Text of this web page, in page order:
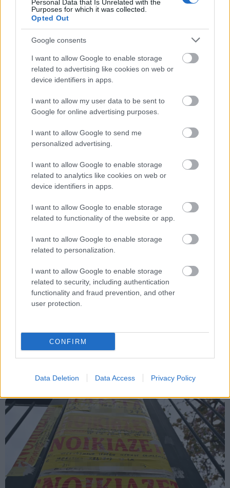
Personal Data that Is Unrelated with the
Purposes for which it was collected.
Opted Out
Google consents
I want to allow Google to enable storage
related to advertising like cookies on web or
device identifiers in apps.
I want to allow my user data to be sent to
Google for online advertising purposes.
I want to allow Google to send me
personalized advertising.
I want to allow Google to enable storage
related to analytics like cookies on web or
device identifiers in apps.
I want to allow Google to enable storage
related to functionality of the website or app.
I want to allow Google to enable storage
related to personalization.
I want to allow Google to enable storage
related to security, including authentication
functionality and fraud prevention, and other
user protection.
CONFIRM
Data Deletion Data Access Privacy Policy
Πυροσβεστική Σχολή: Νέος
κανονισμός για δόκιμους – Τι αλλάζει
σε διαμονή, σίτιση και πρακτική
εκπαίδευση
2027 - Παρατείνεται το Β' Στάδιο
Προσλήψεις αναπληρωτών: Περίπου
30.000 ονόματα στην α' φάση
ΜΜΜ Υπουργείο Υποδομών και Μεταφορών
Βίντεο
Κοινωνία